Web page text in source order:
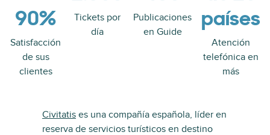
90%
Satisfacción
de sus
clientes
Tickets por
día
Publicaciones
en Guide
países
Atención
telefónica en
más
Civitatis es una compañía española, líder en
reserva de servicios turísticos en destino